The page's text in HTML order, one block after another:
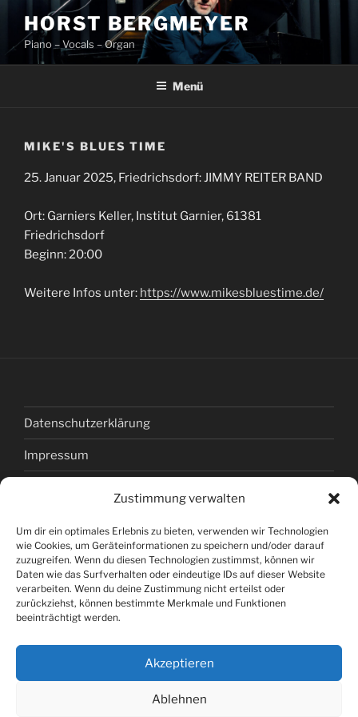
Zustimmung verwalten
Um dir ein optimales Erlebnis zu bieten, verwenden wir Technologien
wie Cookies, um Geräteinformationen zu speichern und/oder darauf
zuzugreifen. Wenn du diesen Technologien zustimmst, können wir
Daten wie das Surfverhalten oder eindeutige IDs auf dieser Website
verarbeiten. Wenn du deine Zustimmung nicht erteilst oder
zurückziehst, können bestimmte Merkmale und Funktionen
beeinträchtigt werden.
Akzeptieren
Ablehnen
Inhalt
springen
HORST BERGMEYER
Piano – Vocals – Organ
Menü
MIKE'S BLUES TIME
25. Januar 2025, Friedrichsdorf: JIMMY REITER BAND
Ort: Garniers Keller, Institut Garnier, 61381
Friedrichsdorf
Beginn: 20:00
Weitere Infos unter: https://www.mikesbluestime.de/
Datenschutzerklärung
Impressum
Cookie-Richtlinie (EU)
Headerfoto: Manfred Pollert